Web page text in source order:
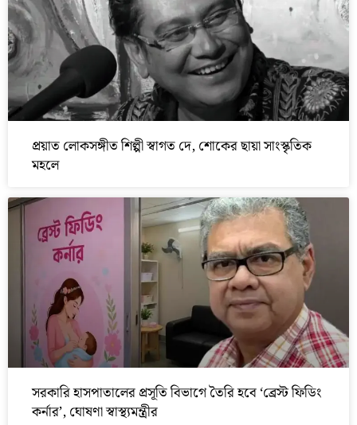
প্রয়াত লোকসঙ্গীত শিল্পী স্বাগত দে, শোকের ছায়া সাংস্কৃতিক
মহলে
সরকারি হাসপাতালের প্রসূতি বিভাগে তৈরি হবে ‘ব্রেস্ট ফিডিং
কর্নার’, ঘোষণা স্বাস্থ্যমন্ত্রীর